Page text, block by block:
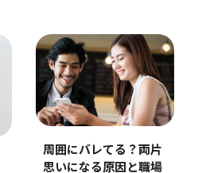
周囲にバレてる？両片
思いになる原因と職場